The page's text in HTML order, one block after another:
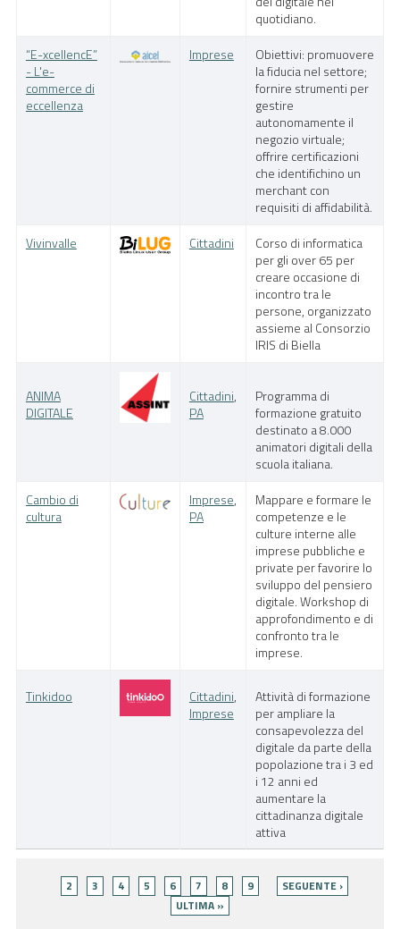
quotidiano.
“E-xcellencE”
- L'e-
commerce di
eccellenza
Imprese
Obiettivi: promuovere
la fiducia nel settore;
fornire strumenti per
gestire
autonomamente il
negozio virtuale;
offrire certificazioni
che identifichino un
merchant con
requisiti di affidabilità.
Vivinvalle
Cittadini
Corso di informatica
per gli over 65 per
creare occasione di
incontro tra le
persone, organizzato
assieme al Consorzio
IRIS di Biella
ANIMA
DIGITALE
Cittadini,
PA
Programma di
formazione gratuito
destinato a 8.000
animatori digitali della
scuola italiana.
Cambio di
cultura
Imprese,
PA
Mappare e formare le
competenze e le
culture interne alle
imprese pubbliche e
private per favorire lo
sviluppo del pensiero
digitale. Workshop di
approfondimento e di
confronto tra le
imprese.
Tinkidoo Cittadini,
Imprese
Attività di formazione
per ampliare la
consapevolezza del
digitale da parte della
popolazione tra i 3 ed
i 12 anni ed
aumentare la
cittadinanza digitale
attiva
2 3 4 5 6 7 8 9
SEGUENTE ›
ULTIMA »